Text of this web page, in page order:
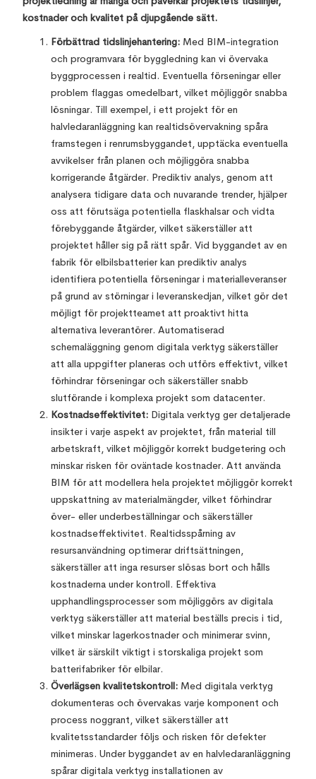
kostnader och kvalitet på djupgående sätt.
Förbättrad tidslinjehantering: Med BIM-integration
och programvara för byggledning kan vi övervaka
byggprocessen i realtid. Eventuella förseningar eller
problem flaggas omedelbart, vilket möjliggör snabba
lösningar. Till exempel, i ett projekt för en
halvledaranläggning kan realtidsövervakning spåra
framstegen i renrumsbyggandet, upptäcka eventuella
avvikelser från planen och möjliggöra snabba
korrigerande åtgärder. Prediktiv analys, genom att
analysera tidigare data och nuvarande trender, hjälper
oss att förutsäga potentiella flaskhalsar och vidta
förebyggande åtgärder, vilket säkerställer att
projektet håller sig på rätt spår. Vid byggandet av en
fabrik för elbilsbatterier kan prediktiv analys
identifiera potentiella förseningar i materialleveranser
på grund av störningar i leveranskedjan, vilket gör det
möjligt för projektteamet att proaktivt hitta
alternativa leverantörer. Automatiserad
schemaläggning genom digitala verktyg säkerställer
att alla uppgifter planeras och utförs effektivt, vilket
förhindrar förseningar och säkerställer snabb
slutförande i komplexa projekt som datacenter.
Kostnadseffektivitet: Digitala verktyg ger detaljerade
insikter i varje aspekt av projektet, från material till
arbetskraft, vilket möjliggör korrekt budgetering och
minskar risken för oväntade kostnader. Att använda
BIM för att modellera hela projektet möjliggör korrekt
uppskattning av materialmängder, vilket förhindrar
över- eller underbeställningar och säkerställer
kostnadseffektivitet. Realtidsspårning av
resursanvändning optimerar driftsättningen,
säkerställer att inga resurser slösas bort och hålls
kostnaderna under kontroll. Effektiva
upphandlingsprocesser som möjliggörs av digitala
verktyg säkerställer att material beställs precis i tid,
vilket minskar lagerkostnader och minimerar svinn,
vilket är särskilt viktigt i storskaliga projekt som
batterifabriker för elbilar.
Överlägsen kvalitetskontroll: Med digitala verktyg
dokumenteras och övervakas varje komponent och
process noggrant, vilket säkerställer att
kvalitetsstandarder följs och risken för defekter
minimeras. Under byggandet av en halvledaranläggning
spårar digitala verktyg installationen av